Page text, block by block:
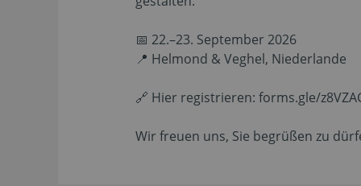
📅 22.–23. September 2026
📍 Helmond & Veghel, Niederlande
🔗 Hier registrieren: forms.gle/
Wir freuen uns, Sie begrüßen zu